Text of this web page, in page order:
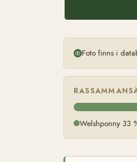
Foto finns i
Welshponny 33